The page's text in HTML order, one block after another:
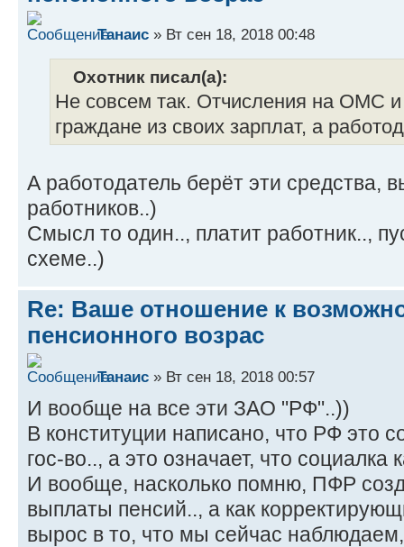
Танаис » Вт сен 18, 2018 00:48
Охотник писал(а):
Не совсем так. Отчисления на ОМС
граждане из своих зарплат, а
А работодатель берёт эти средства,
работников..)
Смысл то один.., платит работник..,
схеме..)
Re: Ваше отношение к
пенсионного возрас
Танаис » Вт сен 18, 2018 00:57
И вообще на все эти ЗАО "РФ"..))
В конституции написано, что РФ это
гос-во.., а это означает, что социалка
И вообще, насколько помню, ПФР
выплаты пенсий.., а как
вырос в то, что мы сейчас